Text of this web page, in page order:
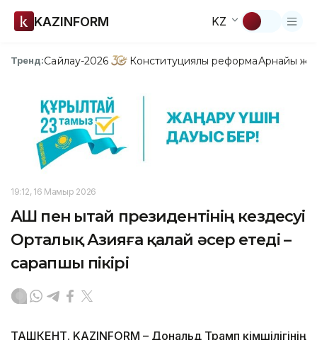
KAZINFORM KZ
Тренд:Сайлау-2026 Конституциялық реформаАрнайы
19:12, 16 Мамыр 2026
АҚШ пен Қытай президентінің кездесуі
Орталық Азияға қалай әсер етеді –
сарапшы пікірі
ТАШКЕНТ. KAZINFORM – Дональд Трамп әкімшілігінің